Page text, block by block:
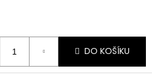
DO KOŠÍKU